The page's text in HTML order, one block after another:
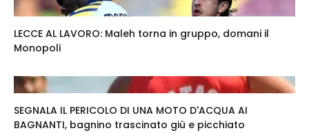
LECCE AL LAVORO: Maleh torna in gruppo, domani il
Monopoli
SEGNALA IL PERICOLO DI UNA MOTO D'ACQUA AI
BAGNANTI, bagnino trascinato giù e picchiato